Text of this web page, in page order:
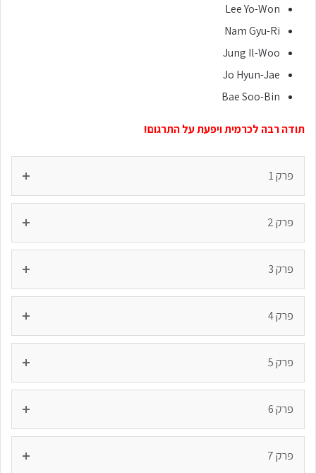
Lee Yo-Won
Nam Gyu-Ri
Jung Il-Woo
Jo Hyun-Jae
Bae Soo-Bin
תודה רבה לכרמית ויפעת על התרגום!
פרק 1
פרק 2
פרק 3
פרק 4
פרק 5
פרק 6
פרק 7